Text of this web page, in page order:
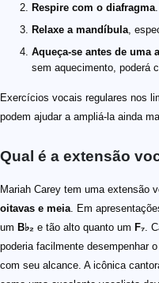
Respire com o diafragma
Relaxe a mandíbula ,
Aqueça-se antes de uma
sem aquecimento, poderá
Exercícios vocais regulares nos
podem ajudar a ampliá-la ainda
Qual é a extensão
Mariah Carey tem uma extensão
oitavas e meia . Em
um B♭₂ e tão alto quanto um F₇ .
poderia facilmente desempenhar
com seu alcance. A icônica